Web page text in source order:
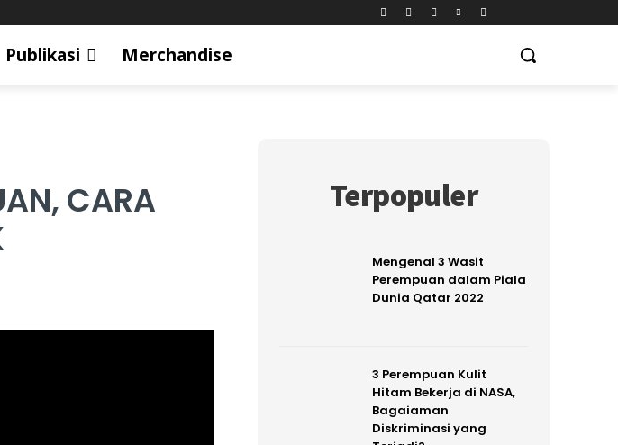
Publikasi Merchandise
CARA
Terpopuler
Mengenal 3 Wasit
Perempuan dalam Piala
Dunia Qatar 2022
3 Perempuan Kulit
Hitam Bekerja di NASA,
Bagaiaman
Diskriminasi yang